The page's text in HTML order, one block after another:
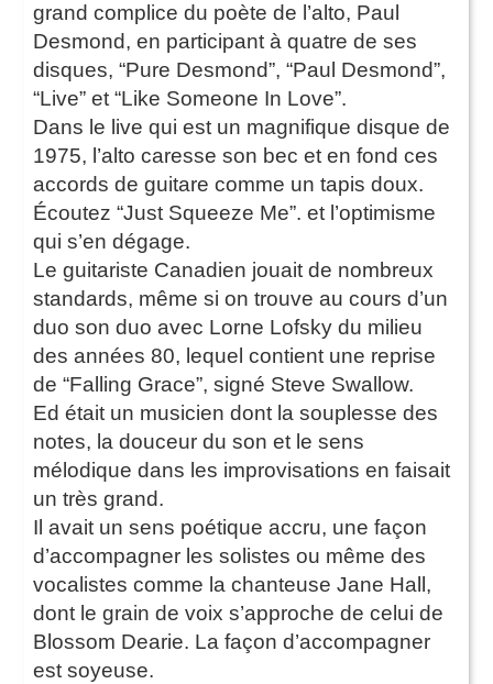
grand complice du poète de l’alto, Paul
Desmond, en participant à quatre de ses
disques, “Pure Desmond”, “Paul Desmond”,
“Live” et “Like Someone In Love”.
Dans le live qui est un magnifique disque de
1975, l’alto caresse son bec et en fond ces
accords de guitare comme un tapis doux.
Écoutez “Just Squeeze Me”. et l’optimisme
qui s’en dégage.
Le guitariste Canadien jouait de nombreux
standards, même si on trouve au cours d’un
duo son duo avec Lorne Lofsky du milieu
des années 80, lequel contient une reprise
de “Falling Grace”, signé Steve Swallow.
Ed était un musicien dont la souplesse des
notes, la douceur du son et le sens
mélodique dans les improvisations en faisait
un très grand.
Il avait un sens poétique accru, une façon
d’accompagner les solistes ou même des
vocalistes comme la chanteuse Jane Hall,
dont le grain de voix s’approche de celui de
Blossom Dearie. La façon d’accompagner
est soyeuse.